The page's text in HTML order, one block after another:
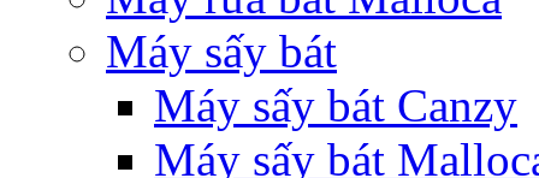
Máy sấy bát
Máy sấy bát Canzy
Máy sấy bát